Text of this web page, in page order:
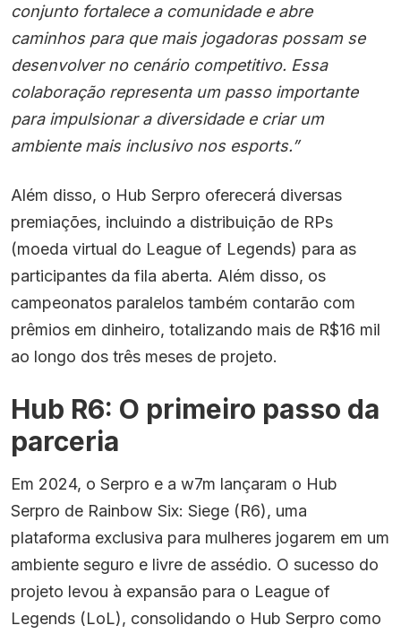
conjunto fortalece a comunidade e abre
caminhos para que mais jogadoras possam se
desenvolver no cenário competitivo. Essa
colaboração representa um passo importante
para impulsionar a diversidade e criar um
ambiente mais inclusivo nos esports.”
Além disso, o Hub Serpro oferecerá diversas
premiações, incluindo a distribuição de RPs
(moeda virtual do League of Legends) para as
participantes da fila aberta. Além disso, os
campeonatos paralelos também contarão com
prêmios em dinheiro, totalizando mais de R$16 mil
ao longo dos três meses de projeto.
Hub R6: O primeiro passo da
parceria
Em 2024, o Serpro e a w7m lançaram o Hub
Serpro de Rainbow Six: Siege (R6), uma
plataforma exclusiva para mulheres jogarem em um
ambiente seguro e livre de assédio. O sucesso do
projeto levou à expansão para o League of
Legends (LoL), consolidando o Hub Serpro como